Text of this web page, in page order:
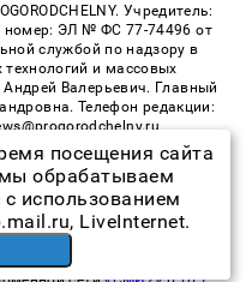
Учредитель:
номер: ЭЛ № ФС 77-74496 от
службой по надзору в
и массовых
Валерьевич. Главный
Телефон редакции:
рекомендательные
предоставления
и анализа
пользователей сети
Российской
рекомендательных
посещения сайта
обрабатываем
использованием
LiveInternet.